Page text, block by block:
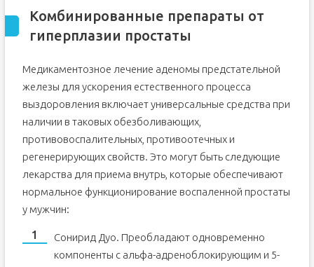
Комбинированные препараты от
гиперплазии простаты
Медикаментозное лечение аденомы предстательной
железы для ускорения естественного процесса
выздоровления включает универсальные средства при
наличии в таковых обезболивающих,
противовоспалительных, противоотечных и
регенерирующих свойств. Это могут быть следующие
лекарства для приема внутрь, которые обеспечивают
нормальное функционирование воспаленной простаты
у мужчин:
Сонирид Дуо. Преобладают одновременно
компоненты с альфа-адреноблокирующим и 5-